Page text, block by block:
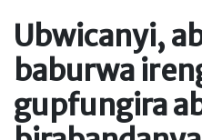
Ubwicanyi,
baburwa
gupfungira